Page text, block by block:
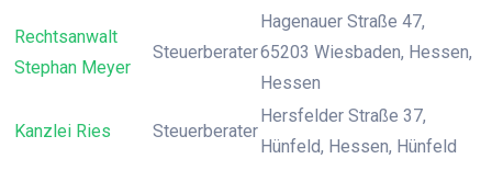
Rechtsanwalt
Stephan Meyer
Steuerberater
Hagenauer Straße 47,
65203 Wiesbaden, Hessen,
Hessen
Kanzlei Ries Steuerberater
Hersfelder Straße 37,
Hünfeld, Hessen, Hünfeld